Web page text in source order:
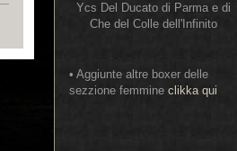
Ycs Del Ducato di Parma e di
Che del Colle dell'Infinito
• Aggiunte altre boxer delle
sezzione femmine clikka qui